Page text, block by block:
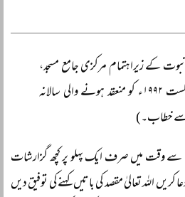
کے زیراہتمام مرکزی جامع مسجد،
برمنگھم، برطانیہ میں ۱۶ اگست ۱۹۹۲ء کو منعقد ہونے والی سالانہ
سے خطاب۔)
سے وقت میں صرف ایک پہلو پر کچھ گزارشات
اللہ تعالیٰ مقصد کی باتیں کہنے کی توفیق دیں